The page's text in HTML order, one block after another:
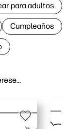
para adultos
Cumpleaños